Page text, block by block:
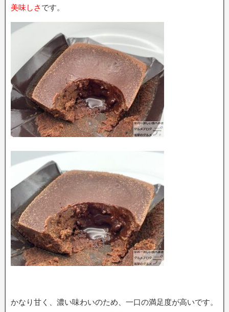
美味しさ です。
かなり甘く、濃い味わいのため、一口の満足度が高いです。